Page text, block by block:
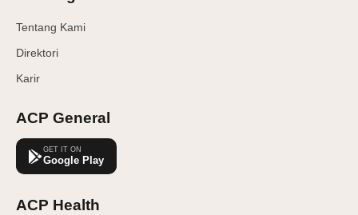
Tentang Kami
Direktori
Karir
ACP General
GET IT ON
Google Play
ACP Health